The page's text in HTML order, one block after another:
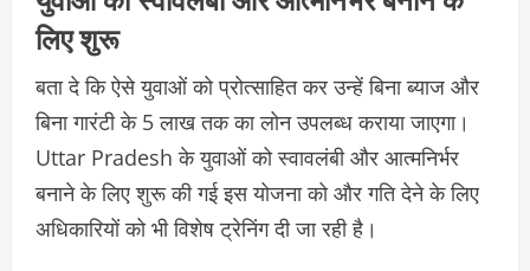
लिए शुरू
बता दे कि ऐसे युवाओं को प्रोत्साहित कर उन्हें बिना ब्याज और
बिना गारंटी के 5 लाख तक का लोन उपलब्ध कराया जाएगा।
Uttar Pradesh के युवाओं को स्वावलंबी और आत्मनिर्भर
बनाने के लिए शुरू की गई इस योजना को और गति देने के लिए
अधिकारियों को भी विशेष ट्रेनिंग दी जा रही है।